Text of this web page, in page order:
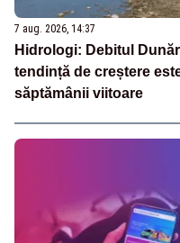
7 aug. 2026, 14:37
Hidrologi: Debitul
tendință de creștere
săptămânii viitoare